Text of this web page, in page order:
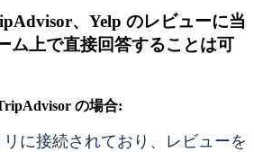
、Yelp のレビューに当
ム上で直接回答することは可
の場合:
に接続されており、レビューを